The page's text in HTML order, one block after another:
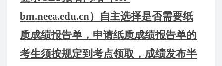
bm.neea.edu.cn）自主选择是否需要纸
质成绩报告单，申请纸质成绩报告单的
考生须按规定到考点领取，成绩发布半